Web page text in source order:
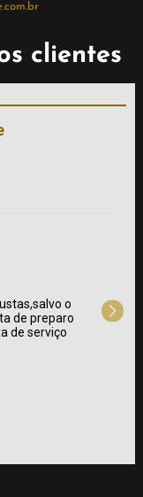
clientes
o
de preparo
de serviço
Fui à
foi